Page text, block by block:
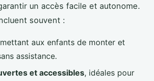
un accès facile et autonome.
souvent :
aux enfants de monter et
assistance.
et accessibles, idéales pour